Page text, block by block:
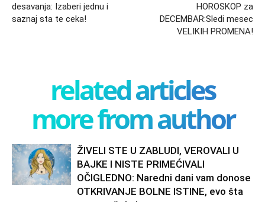
desavanja: Izaberi jednu i
saznaj sta te ceka!
HOROSKOP za
DECEMBAR:Sledi mesec
VELIKIH PROMENA!
related articles
more from author
ŽIVELI STE U ZABLUDI, VEROVALI U
BAJKE I NISTE PRIMEĆIVALI
OČIGLEDNO: Naredni dani vam donose
OTKRIVANJE BOLNE ISTINE, evo šta